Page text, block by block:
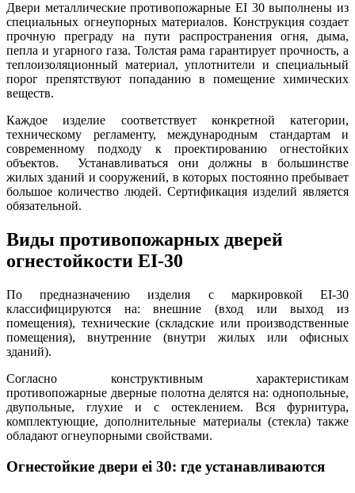
Двери металлические противопожарные EI 30 выполнены из
специальных огнеупорных материалов. Конструкция создает
прочную преграду на пути распространения огня, дыма,
пепла и угарного газа. Толстая рама гарантирует прочность, а
теплоизоляционный материал, уплотнители и специальный
порог препятствуют попаданию в помещение химических
веществ.
Каждое изделие соответствует конкретной категории,
техническому регламенту, международным стандартам и
современному подходу к проектированию огнестойких
объектов. Устанавливаться они должны в большинстве
жилых зданий и сооружений, в которых постоянно пребывает
большое количество людей. Сертификация изделий является
обязательной.
Виды противопожарных дверей
огнестойкости EI-30
По предназначению изделия с маркировкой EI-30
классифицируются на: внешние (вход или выход из
помещения), технические (складские или производственные
помещения), внутренние (внутри жилых или офисных
зданий).
Согласно конструктивным характеристикам
противопожарные дверные полотна делятся на: однопольные,
двупольные, глухие и с остеклением. Вся фурнитура,
комплектующие, дополнительные материалы (стекла) также
обладают огнеупорными свойствами.
Огнестойкие двери ei 30: где устанавливаются